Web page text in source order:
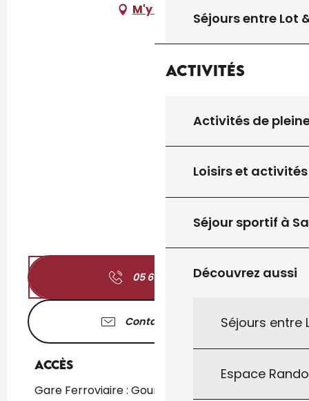
Séjours entre Lot
Activités
Activités de
Loisirs et activités
Séjour sportif à
Découvrez aussi
Séjours entre
Espace
M'y rendre
05 65 41 15 ▒▒
Contactez-nous
Accès
Accès
Gare Ferroviaire : Gourdon à 2km